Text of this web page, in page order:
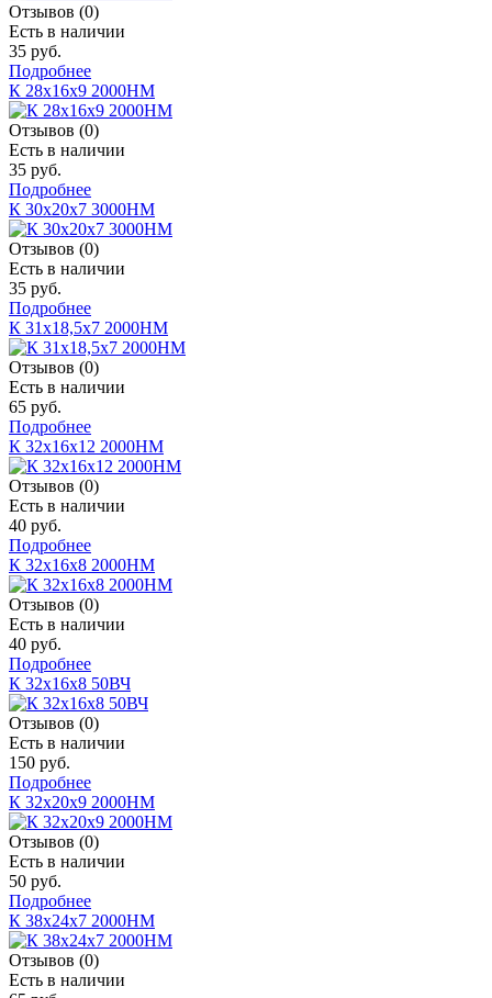
Отзывов (0)
Есть в наличии
35 руб.
Подробнее
К 28х16х9 2000НМ
Отзывов (0)
Есть в наличии
35 руб.
Подробнее
К 30х20х7 3000НМ
Отзывов (0)
Есть в наличии
35 руб.
Подробнее
К 31х18,5х7 2000НМ
Отзывов (0)
Есть в наличии
65 руб.
Подробнее
К 32х16х12 2000НМ
Отзывов (0)
Есть в наличии
40 руб.
Подробнее
К 32х16х8 2000НМ
Отзывов (0)
Есть в наличии
40 руб.
Подробнее
К 32х16х8 50ВЧ
Отзывов (0)
Есть в наличии
150 руб.
Подробнее
К 32х20х9 2000HM
Отзывов (0)
Есть в наличии
50 руб.
Подробнее
К 38х24х7 2000НМ
Отзывов (0)
Есть в наличии